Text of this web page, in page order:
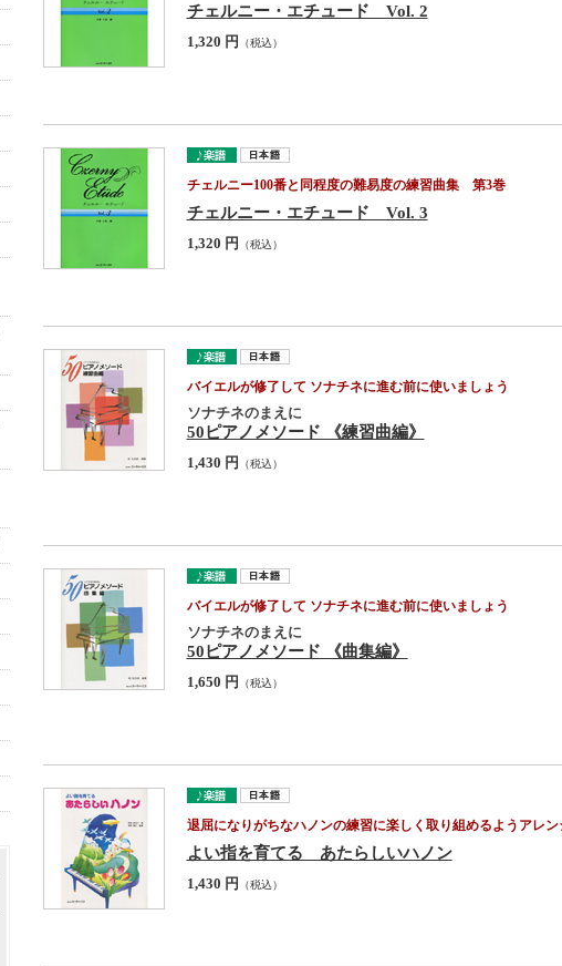
チェルニー・エチュード Vol. 2
1,320 円 （税込）
チェルニー100番と同程度の難易度の練習曲集 第3巻
チェルニー・エチュード Vol. 3
1,320 円 （税込）
バイエルが修了して ソナチネに進む前に使いましょう
ソナチネのまえに
50ピアノメソード 《練習曲編》
1,430 円 （税込）
バイエルが修了して ソナチネに進む前に使いましょう
ソナチネのまえに
50ピアノメソード 《曲集編》
1,650 円 （税込）
退屈になりがちなハノンの練習に楽しく取り組めるようアレン
よい指を育てる あたらしいハノン
1,430 円 （税込）